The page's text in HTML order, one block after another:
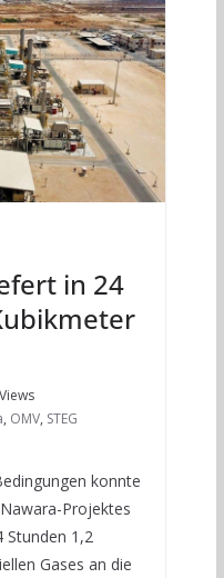
in 24
, OMV, STEG
konnte
Projektes
Stunden 1,2
Gases an die